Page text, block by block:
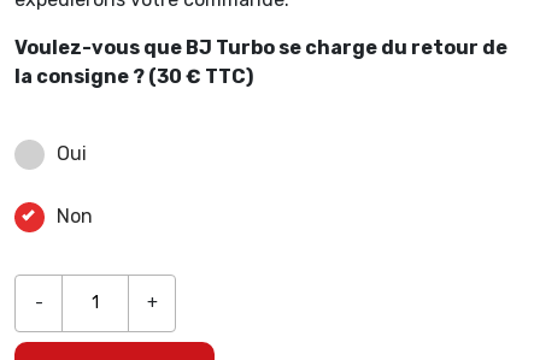
Voulez-vous que BJ Turbo se charge du retour de
la consigne ? (30 € TTC)
Oui
Non
- +